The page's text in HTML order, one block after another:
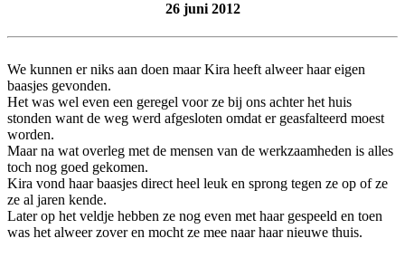
26 juni 2012
We kunnen er niks aan doen maar Kira heeft alweer haar eigen
baasjes gevonden.
Het was wel even een geregel voor ze bij ons achter het huis
stonden want de weg werd afgesloten omdat er geasfalteerd moest
worden.
Maar na wat overleg met de mensen van de werkzaamheden is alles
toch nog goed gekomen.
Kira vond haar baasjes direct heel leuk en sprong tegen ze op of ze
ze al jaren kende.
Later op het veldje hebben ze nog even met haar gespeeld en toen
was het alweer zover en mocht ze mee naar haar nieuwe thuis.